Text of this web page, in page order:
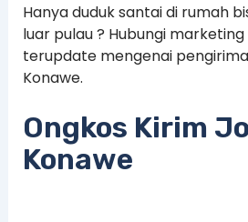
Hanya duduk santai di rumah
luar pulau ? Hubungi
terupdate mengenai
Konawe.
Ongkos Kirim
Konawe